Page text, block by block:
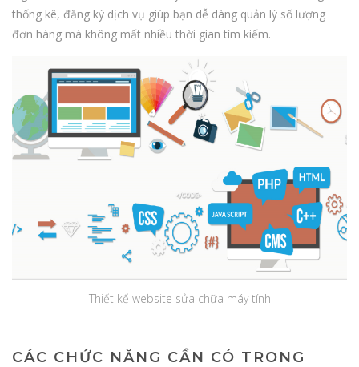
thống kê, đăng ký dịch vụ giúp bạn dễ dàng quản lý số lượng
đơn hàng mà không mất nhiều thời gian tìm kiếm.
Thiết kế website sửa chữa máy tính
CÁC CHỨC NĂNG CẦN CÓ TRONG